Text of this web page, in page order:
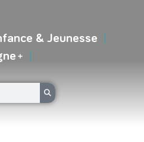
& Jeunesse